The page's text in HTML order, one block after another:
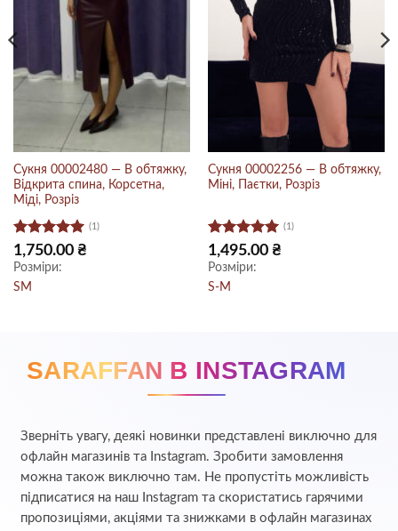
Сукня 00002480 — В обтяжку,
Відкрита спина, Корсетна,
Міді, Розріз
Оцінено в
5з 5
(1)
1,750.00 ₴
Розміри:
S M
Сукня 00002256 — В обтяжку,
Міні, Паєтки, Розріз
Оцінено в
5з 5
(1)
1,495.00 ₴
Розміри:
S-M
₴.
SARAFFAN В INSTAGRAM
Зверніть увагу, деякі новинки представлені виключно для
офлайн магазинів та Instagram. Зробити замовлення
можна також виключно там. Не пропустіть можливість
підписатися на наш Instagram та скористатись гарячими
пропозиціями, акціями та знижками в офлайн магазинах